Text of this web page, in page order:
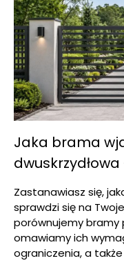
Jaka brama
Zastanawiasz się,
sprawdzi się na
porównujemy bramy
omawiamy ich
ograniczenia, a